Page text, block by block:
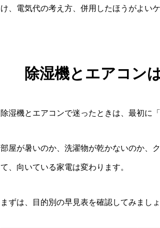
け、電気代の考え方、併用したほうがよい
除湿機とエアコン
除湿機とエアコンで迷ったときは、最初に
部屋が暑いのか、洗濯物が乾かないのか、
て、向いている家電は変わります。
まずは、目的別の早見表を確認してみましょ